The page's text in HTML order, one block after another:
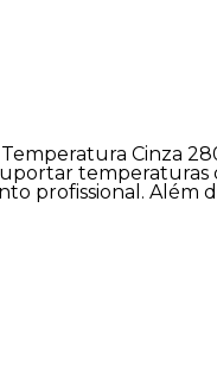
Cinza
temperaturas
profissional. Além